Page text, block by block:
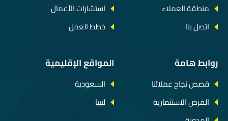
منطقة العملاء
اتصل بنا
استشارات الأعمال
خطط العمل
روابط هامة
قصص نجاح عملائنا
الفرص الاستثمارية
المواقع الإقليمية
السعودية
ليبيا